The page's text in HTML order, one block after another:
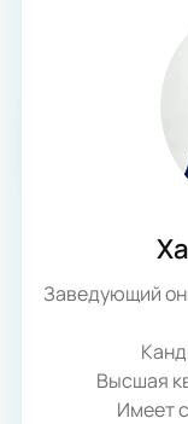
Заведующий
Высшая
Имеет